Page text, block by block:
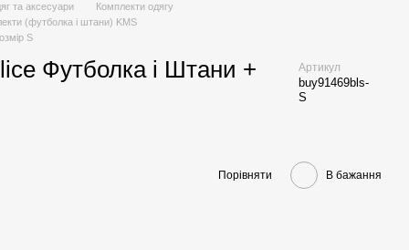
та аксесуари
Комплекти одягу
(футболка і штани) KMS
S
Футболка і Штани +
Артикул
buy91469bls-
S
Порівняти В бажання